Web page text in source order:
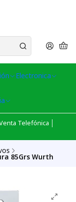
Electronica
Telefónica │
85Grs Wurth